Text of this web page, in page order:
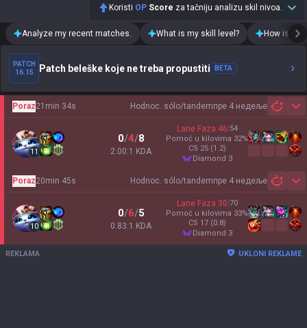
Koristi OP Score za tačniju analizu skil nivoa.
Analyze my recent matches. What is my skill level? How is my
PATCH
16.15
Patch beleške koje ne treba propustiti BETA
Hodnoc. sólo/tandemпре 4 недеље
Poraz21min 34s
11
0/4/8
2.00:1 KDA
Lane Faza 46:54
Pomoć u kilovima 32%
CS 25 (1.2)
diamond 3
Hodnoc. sólo/tandemпре 4 недеље
Poraz20min 45s
10
0/6/5
0.83:1 KDA
Lane Faza 30:70
Pomoć u kilovima 33%
CS 17 (0.8)
diamond 3
REKLAMA UKLONI REKLAME